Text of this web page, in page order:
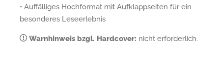
• Auffälliges Hochformat mit Aufklappseiten für ein
besonderes Leseerlebnis
Warnhinweis bzgl. Hardcover: nicht erforderlich.